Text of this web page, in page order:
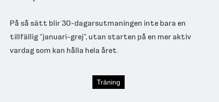
På så sätt blir 30-dagarsutmaningen inte bara en
tillfällig ”januari-grej”, utan starten på en mer aktiv
vardag som kan hålla hela året.
Träning